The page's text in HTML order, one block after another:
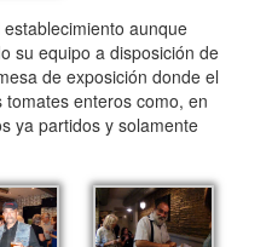
aunque
su equipo a disposición de
de exposición donde el
enteros como, en
ya partidos y solamente